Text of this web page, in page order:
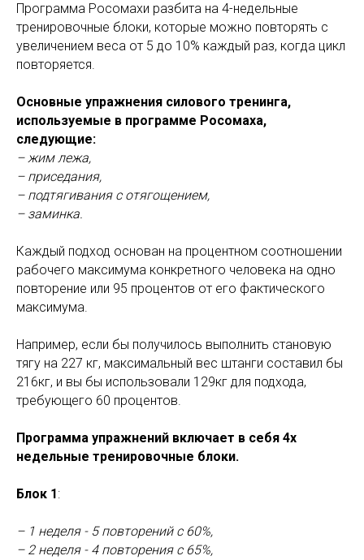
Программа Росомахи разбита на 4-недельные
тренировочные блоки, которые можно повторять с
увеличением веса от 5 до 10% каждый раз, когда цикл
повторяется.
Основные упражнения силового тренинга,
используемые в программе Росомаха,
следующие:
– жим лежа,
– приседания,
– подтягивания с отягощением,
– заминка.
Каждый подход основан на процентном соотношении
рабочего максимума конкретного человека на одно
повторение или 95 процентов от его фактического
максимума.
Например, если бы получилось выполнить становую
тягу на 227 кг, максимальный вес штанги составил бы
216кг, и вы бы использовали 129кг для подхода,
требующего 60 процентов.
Программа упражнений включает в себя 4х
недельные тренировочные блоки.
Блок 1 :
– 1 неделя - 5 повторений с 60%,
– 2 неделя - 4 повторения с 65%,